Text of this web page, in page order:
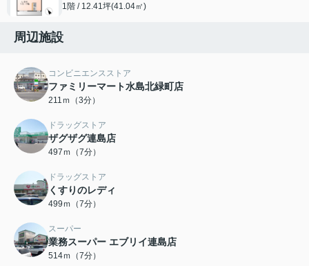
1階 / 12.41坪(41.04㎡)
周辺施設
コンビニエンスストア
ファミリーマート水島北緑町店
211ｍ（3分）
ドラッグストア
ザグザグ連島店
497ｍ（7分）
ドラッグストア
くすりのレディ
499ｍ（7分）
スーパー
業務スーパー エブリイ連島店
514ｍ（7分）